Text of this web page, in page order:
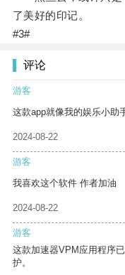
了美好的印记。
#3#
评论
游客
这款app就像我的娱乐小助
2024-08-22
游客
我喜欢这个软件 作者加油
2024-08-22
游客
这款加速器VPM应用程序
护。